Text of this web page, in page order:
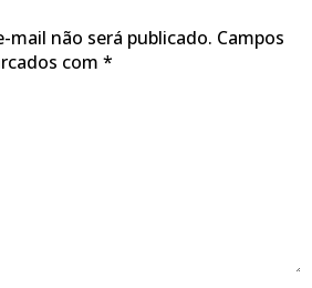
mail não será publicado. Campos
com *